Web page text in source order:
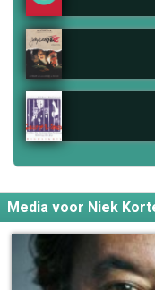
Media voor Niek